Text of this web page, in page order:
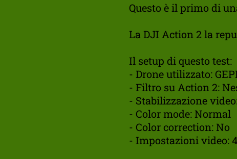
Questo è il primo di
La DJI Action 2 la
Il setup di questo test:
- Drone utilizzato:
- Filtro su Action 2:
- Stabilizzazione
- Color mode: Normal
- Color correction: No
- Impostazioni video: